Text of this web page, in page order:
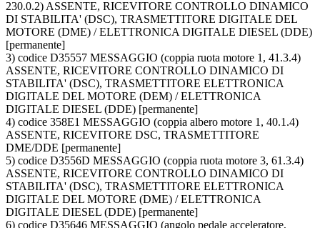
230.0.2) ASSENTE, RICEVITORE CONTROLLO DINAMICO
DI STABILITA' (DSC), TRASMETTITORE DIGITALE DEL
MOTORE (DME) / ELETTRONICA DIGITALE DIESEL (DDE)
[permanente]
3) codice D35557 MESSAGGIO (coppia ruota motore 1, 41.3.4)
ASSENTE, RICEVITORE CONTROLLO DINAMICO DI
STABILITA' (DSC), TRASMETTITORE ELETTRONICA
DIGITALE DEL MOTORE (DEM) / ELETTRONICA
DIGITALE DIESEL (DDE) [permanente]
4) codice 358E1 MESSAGGIO (coppia albero motore 1, 40.1.4)
ASSENTE, RICEVITORE DSC, TRASMETTITORE
DME/DDE [permanente]
5) codice D3556D MESSAGGIO (coppia ruota motore 3, 61.3.4)
ASSENTE, RICEVITORE CONTROLLO DINAMICO DI
STABILITA' (DSC), TRASMETTITORE ELETTRONICA
DIGITALE DEL MOTORE (DME) / ELETTRONICA
DIGITALE DIESEL (DDE) [permanente]
6) codice D35646 MESSAGGIO (angolo pedale acceleratore,